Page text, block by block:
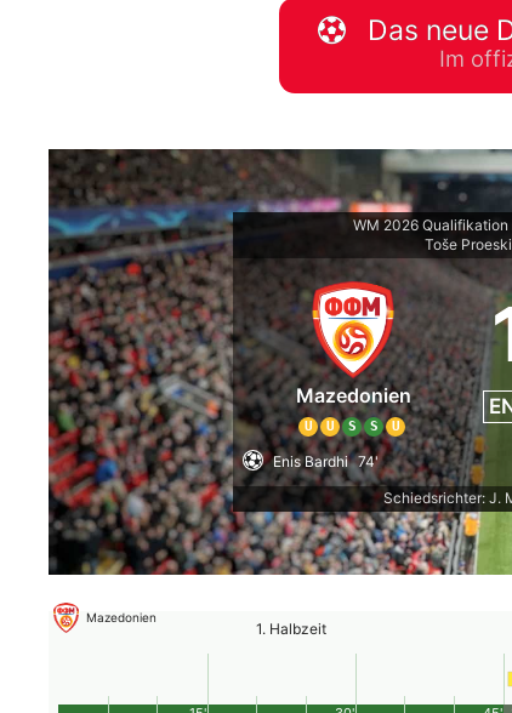
WM
Das neue
Im
WM 2026
Toše
Mazedonien
U U S S U
Enis Bardhi 74'
Schiedsrichter: J.
Mazedonien
1. Halbzeit